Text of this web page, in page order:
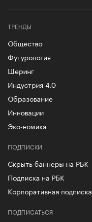
ТРЕНДЫ
Общество
Футурология
Шеринг
Индустрия 4.0
Образование
Инновации
Эко-номика
ПОДПИСКИ
Скрыть баннеры на РБК
Подписка на РБК
Корпоративная подписка
ПОДПИСАТЬСЯ